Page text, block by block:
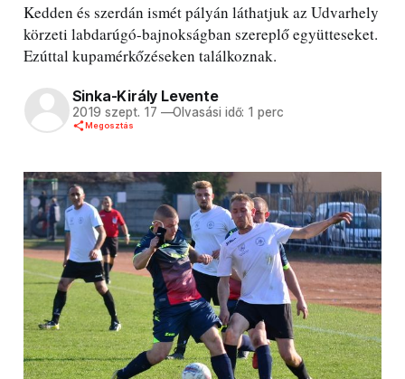
Kedden és szerdán ismét pályán láthatjuk az Udvarhely
körzeti labdarúgó-bajnokságban szereplő együtteseket.
Ezúttal kupamérkőzéseken találkoznak.
Sinka-Király Levente
2019 szept. 17 —Olvasási idő: 1 perc
Megosztás